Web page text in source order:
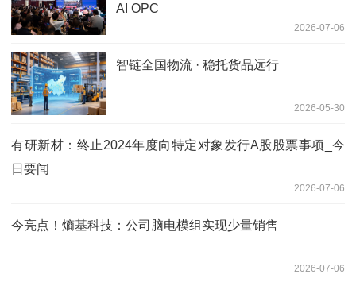
AI OPC
2026-07-06
智链全国物流 · 稳托货品远行
2026-05-30
有研新材：终止2024年度向特定对象发行A股股票事项_今
日要闻
2026-07-06
今亮点！熵基科技：公司脑电模组实现少量销售
2026-07-06